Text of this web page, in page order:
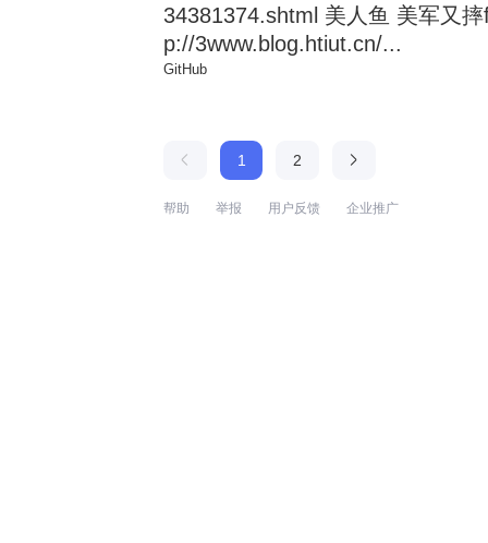
34381374.shtml 美人鱼 美军又
p://3www.blog.htiut.cn/...
GitHub
1 2
帮助 举报 用户反馈 企业推广